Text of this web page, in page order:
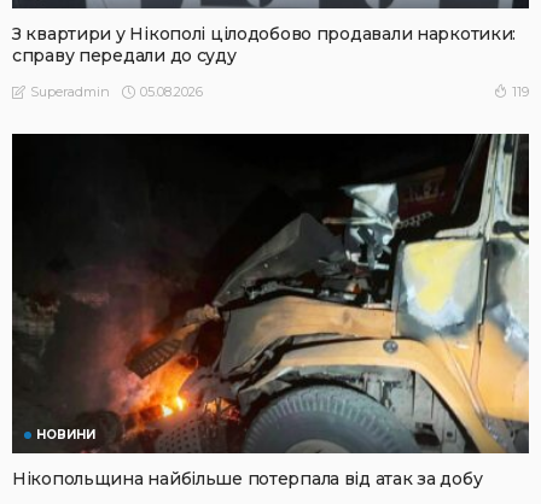
З квартири у Нікополі цілодобово продавали наркотики:
справу передали до суду
Superadmin 05.08.2026 119
НОВИНИ
Нікопольщина найбільше потерпала від атак за добу